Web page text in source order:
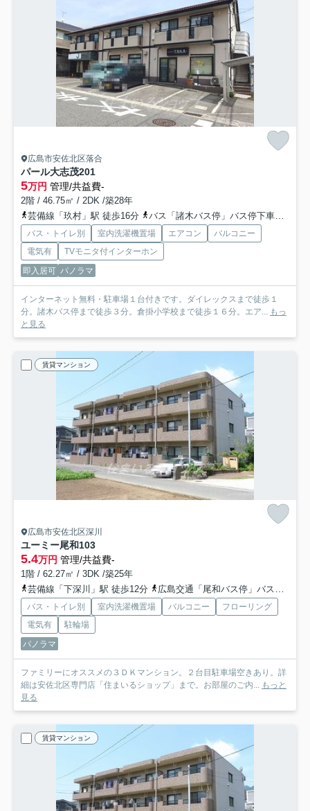
広島市安佐北区落合
パール大志茂201
5万円 管理/共益費-
2階 / 46.75㎡ / 2DK /築28年
芸備線「玖村」駅 徒歩16分
バス「諸木バス停」バス停下車 徒歩3分
バス・トイレ別 室内洗濯機置場 エアコン
バルコニー
電気有
TVモニタ付インターホン
即入居可 パノラマ
インターネット無料・駐車場１台付きです。ダイレックスまで徒歩１
分。諸木バス停まで徒歩３分。倉掛小学校まで徒歩１６分。エア... もっ
と見る
賃貸マンション
広島市安佐北区深川
ユーミー尾和103
5.4万円 管理/共益費-
1階 / 62.27㎡ / 3DK /築25年
芸備線「下深川」駅 徒歩12分
広島交通「尾和バス停」バス停下車 徒歩2分
バス・トイレ別 室内洗濯機置場 バルコニー
フローリング
電気有
駐輪場
パノラマ
ファミリーにオススメの３ＤＫマンション。２台目駐車場空きあり。詳
細は安佐北区専門店「住まいるショップ」まで。お部屋のご内... もっと
見る
賃貸マンション